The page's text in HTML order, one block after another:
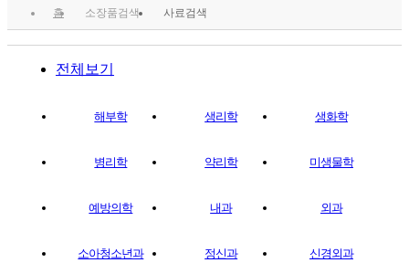
홈 소장품검색 사료검색
전체보기
해부학 생리학 생화학
병리학 약리학 미생물학
예방의학 내과 외과
소아청소년과 정신과 신경외과